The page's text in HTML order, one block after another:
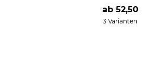
ab 52,50
3 Varianten